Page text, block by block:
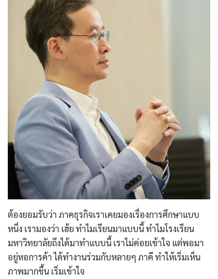
ต้องยอมรับว่า ภาคธุรกิจเราเคยมองเรื่องการศึกษาแบบ
หนึ่ง เรามองว่า เฮ้ย ทำไมเรียนมาแบบนี้ ทำไมโรงเรียน
มหาวิทยาลัยถึงได้มาทำแบบนี้ เราไม่ค่อยเข้าใจ แต่พอมา
อยู่หอการค้า ได้ทำงานร่วมกับหลายๆ ภาคี ทำให้เริ่มเห็น
ภาพมากขึ้น เริ่มเข้าใจ